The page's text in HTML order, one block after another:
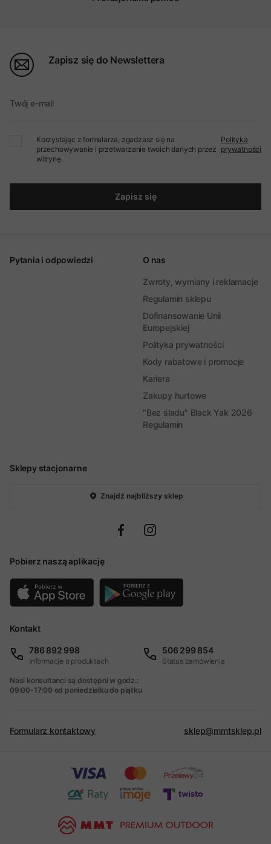
Zapisz się do Newslettera
Twój e-mail
Korzystając z formularza, zgadzasz się na
przechowywanie i przetwarzanie twoich danych przez
witrynę.
Polityka
prywatności
Zapisz się
Sklepy stacjonarne
Znajdź najbliższy sklep
Pobierz naszą aplikację
Pytania i odpowiedzi O nas
Zwroty, wymiany i reklamacje
Regulamin sklepu
Dofinansowanie Unii
Europejskiej
Polityka prywatności
Kody rabatowe i promocje
Kariera
Zakupy hurtowe
"Bez śladu" Black Yak 2026
Regulamin
Kontakt
786 892 998
Informacje o produktach
506 299 854
Status zamówienia
Nasi konsultanci są dostępni w godz.:
09:00-17:00 od poniedziałku do piątku
Formularz kontaktowy sklep@mmtsklep.pl